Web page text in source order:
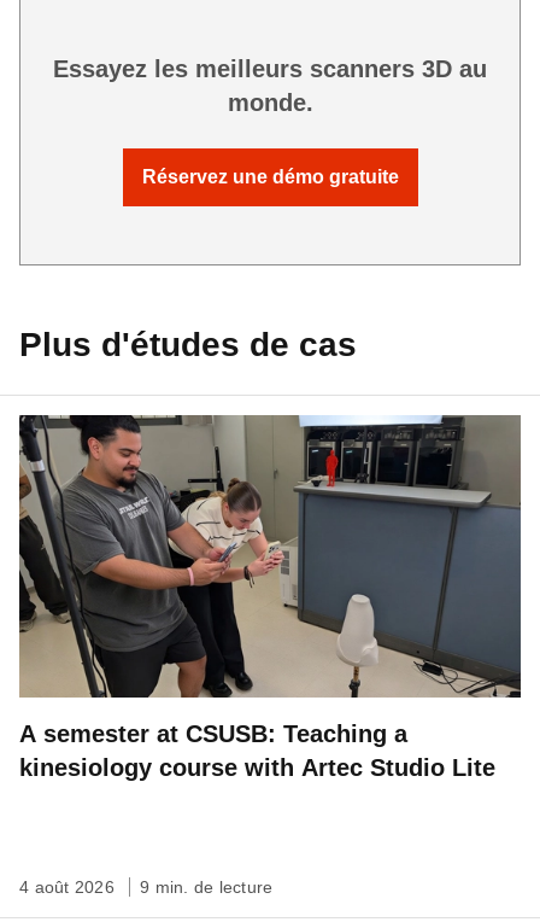
Essayez les meilleurs scanners 3D au
monde.
Réservez une démo gratuite
Plus d'études de cas
A semester at CSUSB: Teaching a
kinesiology course with Artec Studio Lite
4 août 2026 9 min. de lecture